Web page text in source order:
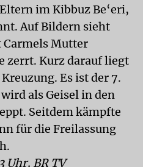
im Kibbuz Be‘eri,
Auf Bildern sieht
Mutter
zerrt. Kurz darauf liegt
Es ist der 7.
als Geisel in den
Seitdem kämpfte
für die Freilassung
Uhr, BR TV